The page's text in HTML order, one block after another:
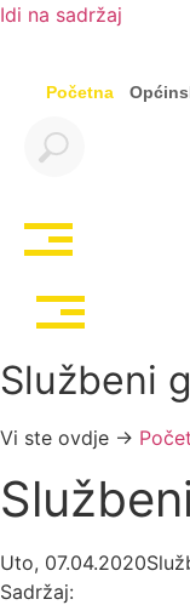
Idi na sadržaj
Početna
Službeni
Vi ste ovdje →
Uto, 07.04.2020
Sadržaj: